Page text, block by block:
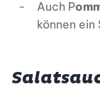
Auch P
können